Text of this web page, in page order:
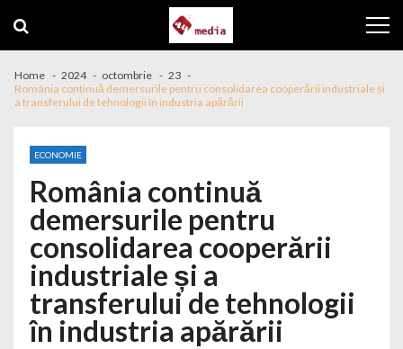
Home 2024 octombrie
23
România continuă demersurile pentru consolidarea cooperării industriale și
a transferului de tehnologii în industria apărării
ECONOMIE
România continuă
demersurile pentru
consolidarea cooperării
industriale și a
transferului de tehnologii
în industria apărării